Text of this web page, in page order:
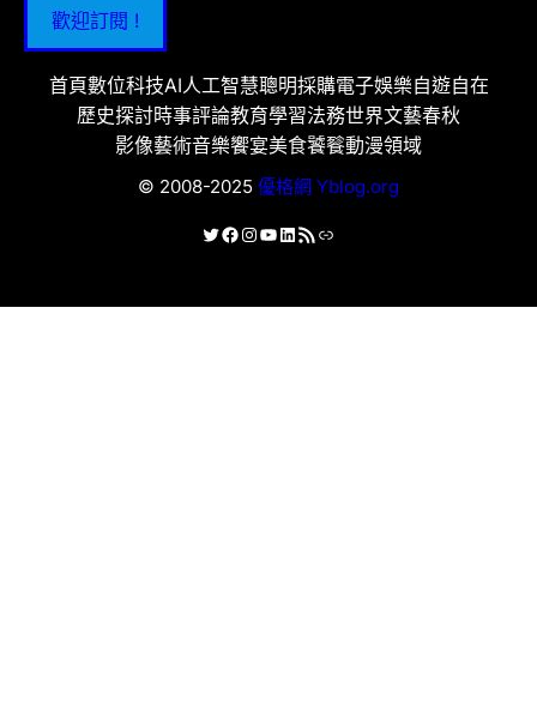
歡迎訂閱 !
首頁數位科技AI人工智慧聰明採購電子娛樂自遊自在
歷史探討時事評論教育學習法務世界文藝春秋
影像藝術音樂饗宴美食饕餮動漫領域
© 2008-2025 優格網 Yblog.org
X Facebook
Instagram
YouTube
LinkedIn
RSS 資訊提供連結